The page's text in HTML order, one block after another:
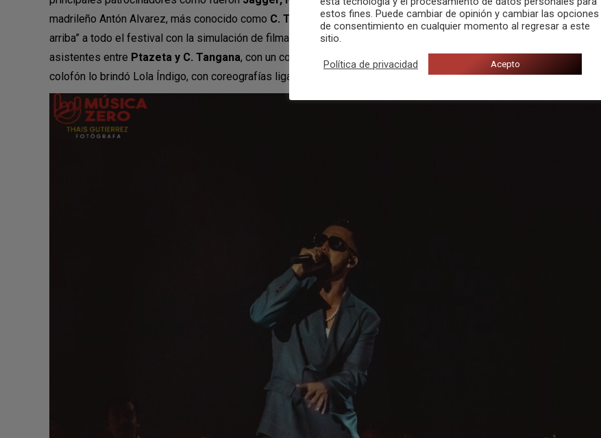
madrileño Antón Alvarez, más conocido como C. Tanganao “Pucho” como le llaman sus seguidores, puso “patas
arriba” a todo el festival con la simulación de filmación de una película en directo.
asistentes entre Ptazeta y C. Tangana, con un concierto a la altura de todo lo que venía siendo la tarde/noche, cuyo
colofón lo brindó Lola Índigo, con coreografías ligadas a sus canciones, que dejaron a todos “boquiabiertos”.
estos fines. Puede cambiar de opinión y cambiar las opciones
de consentimiento en cualquier momento al regresar a este
sitio.
Política de privacidad Acepto